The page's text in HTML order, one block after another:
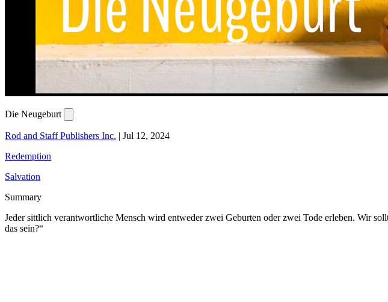
Die Neugeburt
Rod and Staff Publishers Inc. | Jul 12, 2024
Redemption
Salvation
Summary
Jeder sittlich verantwortliche Mensch wird entweder zwei Geburten oder zwei Tode erleben. Wir
das sein?“